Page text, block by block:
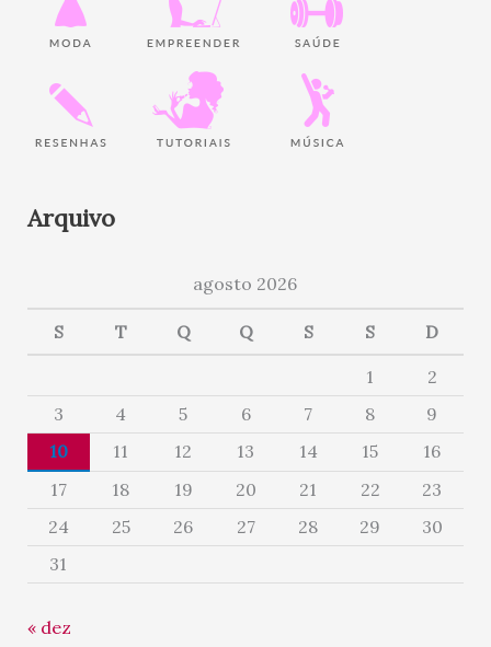
Arquivo
agosto 2026
S T Q Q S S D
1
2
3
4 5 6 7 8
9
10
11 12 13 14 15
16
17
18 19 20 21 22
23
24
25 26 27 28 29
30
31
« dez